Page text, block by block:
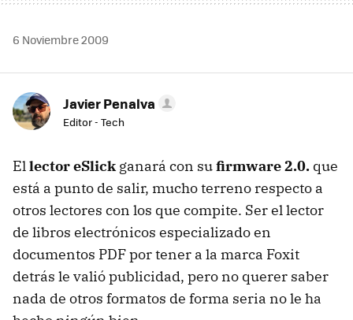
6 Noviembre 2009
Javier Penalva
Editor - Tech
Ellector eSlickganará con sufirmware 2.0. que
está a punto de salir, mucho terreno respecto a
otros lectores con los que compite. Ser el lector
de libros electrónicos especializado en
documentos PDF por tener a la marca Foxit
detrás le valió publicidad, pero no querer saber
nada de otros formatos de forma seria no le ha